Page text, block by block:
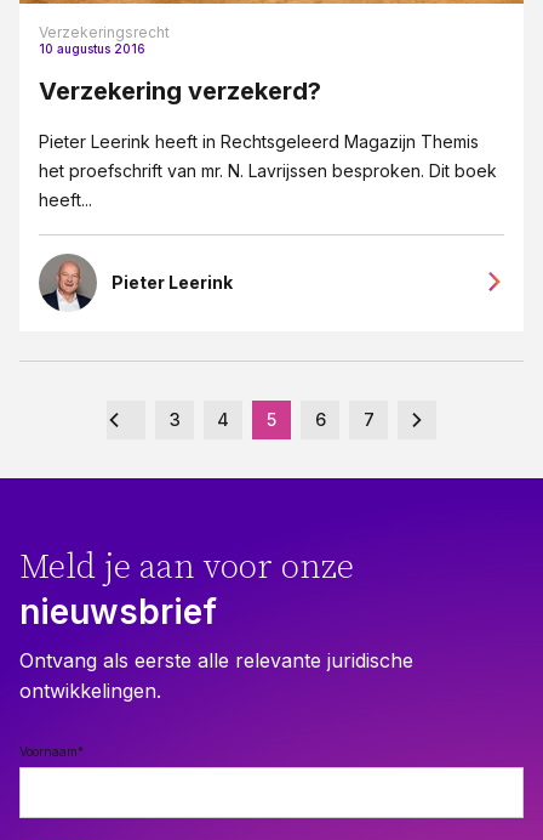
Verzekeringsrecht
10 augustus 2016
Verzekering verzekerd?
Pieter Leerink heeft in Rechtsgeleerd Magazijn Themis
het proefschrift van mr. N. Lavrijssen besproken. Dit boek
heeft...
Pieter Leerink
3 4 5 6 7
Meld je aan voor onze
nieuwsbrief
Ontvang als eerste alle relevante juridische
ontwikkelingen.
Voornaam*